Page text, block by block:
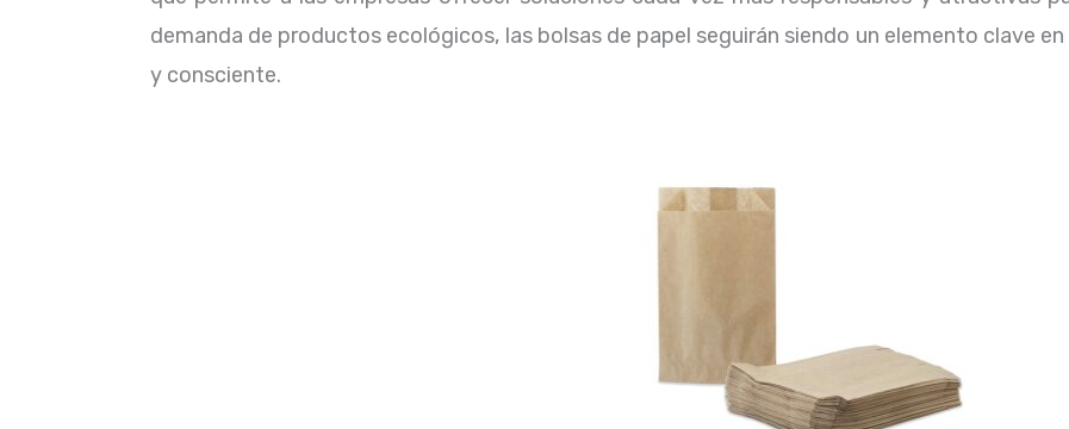
demanda de productos ecológicos, las bolsas de papel seguirán siendo un elemento clave
y consciente.